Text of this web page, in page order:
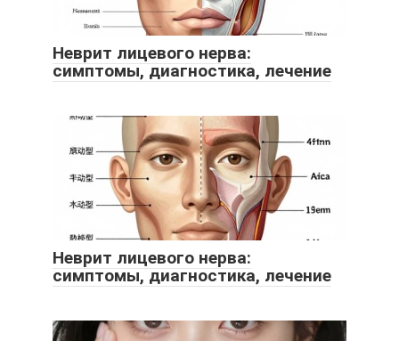
Неврит лицевого нерва:
симптомы, диагностика, лечение
Неврит лицевого нерва:
симптомы, диагностика, лечение